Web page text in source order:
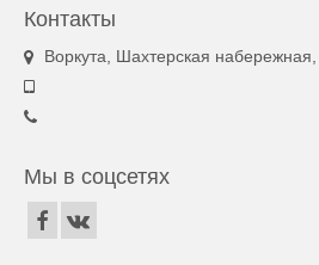
Контакты
Воркута, Шахтерская набережная,
Мы в соцсетях